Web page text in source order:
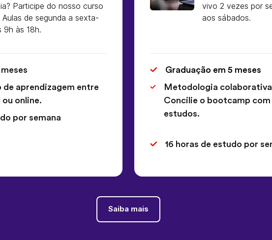
Participe do nosso curso
Aulas de segunda a sexta-
9h às 18h.
aprendizagem entre
ou online.
por semana
vivo 2 vezes por
aos sábados.
Graduação em 5 meses
Metodologia
Concilie o bootcamp
estudos.
16 horas de estudo por
Saiba mais